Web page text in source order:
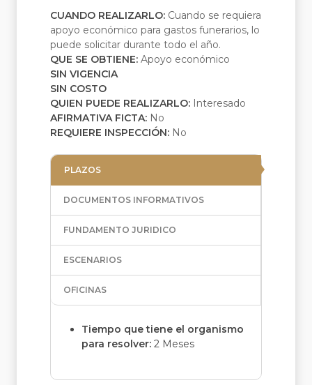
CUANDO REALIZARLO: Cuando se requiera
apoyo económico para gastos funerarios, lo
puede solicitar durante todo el año.
QUE SE OBTIENE: Apoyo económico
SIN VIGENCIA
SIN COSTO
QUIEN PUEDE REALIZARLO: Interesado
AFIRMATIVA FICTA: No
REQUIERE INSPECCIÓN: No
PLAZOS
DOCUMENTOS INFORMATIVOS
FUNDAMENTO JURIDICO
ESCENARIOS
OFICINAS
Tiempo que tiene el organismo
para resolver: 2 Meses